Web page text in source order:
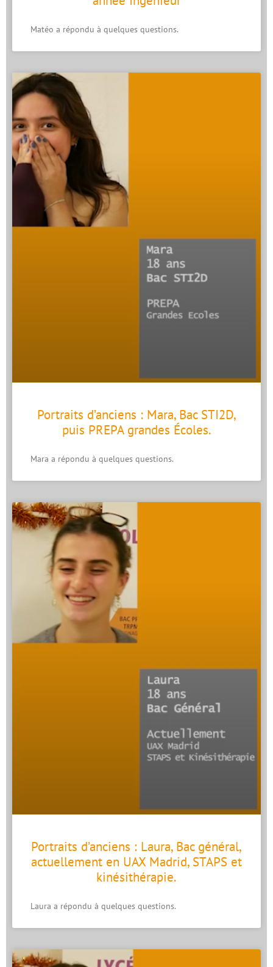
Matéo a répondu à quelques questions.
Portraits d’anciens : Mara, Bac STI2D,
puis PREPA grandes Écoles.
Mara a répondu à quelques questions.
Portraits d’anciens : Laura, Bac général,
actuellement en UAX Madrid, STAPS et
kinésithérapie.
Laura a répondu à quelques questions.